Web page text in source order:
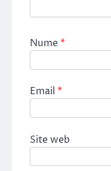
Nume*
Email *
Site web